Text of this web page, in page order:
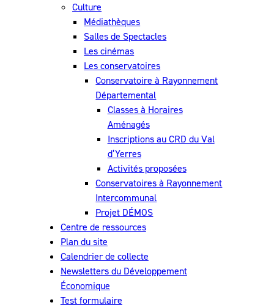
Culture
Médiathèques
Salles de Spectacles
Les cinémas
Les conservatoires
Conservatoire à Rayonnement
Départemental
Classes à Horaires
Aménagés
Inscriptions au CRD du Val
d’Yerres
Activités proposées
Conservatoires à Rayonnement
Intercommunal
Projet DÉMOS
Centre de ressources
Plan du site
Calendrier de collecte
Newsletters du Développement
Économique
Test formulaire